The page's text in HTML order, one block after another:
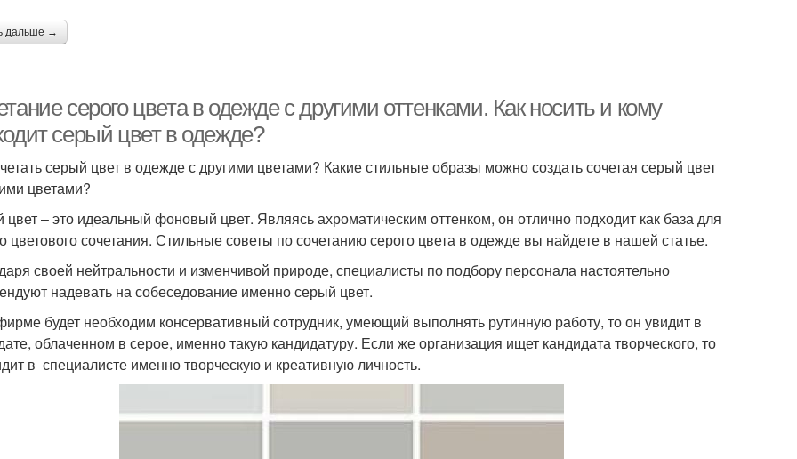
дальше →
серого цвета в одежде с другими оттенками. Как носить и кому
серый цвет в одежде?
серый цвет в одежде с другими цветами? Какие стильные образы можно создать сочетая серый цвет
цветами?
– это идеальный фоновый цвет. Являясь ахроматическим оттенком, он отлично подходит как база для
цветового сочетания. Стильные советы по сочетанию серого цвета в одежде вы найдете в нашей статье.
своей нейтральности и изменчивой природе, специалисты по подбору персонала настоятельно
надевать на собеседование именно серый цвет.
будет необходим консервативный сотрудник, умеющий выполнять рутинную работу, то он увидит в
облаченном в серое, именно такую кандидатуру. Если же организация ищет кандидата творческого, то
в специалисте именно творческую и креативную личность.